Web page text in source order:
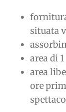
situata
area di
area
ore